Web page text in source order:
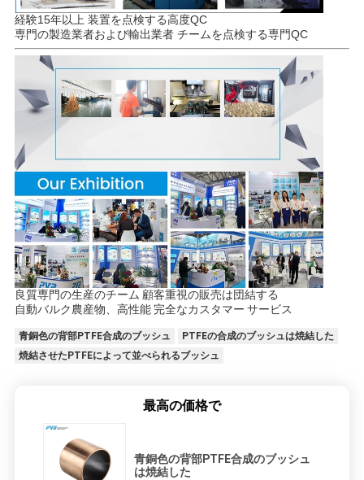
経験15年以上 装置を点検する高度QC
専門の製造業者および輸出業者 チームを点検する専門QC
良質専門の生産のチーム 顧客重視の販売は団結する
自動バルク農産物、高性能 完全なカスタマー サービス
青銅色の背部PTFE合成のブッシュ
PTFEの合成のブッシュは焼結した
焼結させたPTFEによって並べられるブッシュ
最高の価格で
青銅色の背部PTFE合成のブッシュ
は焼結した